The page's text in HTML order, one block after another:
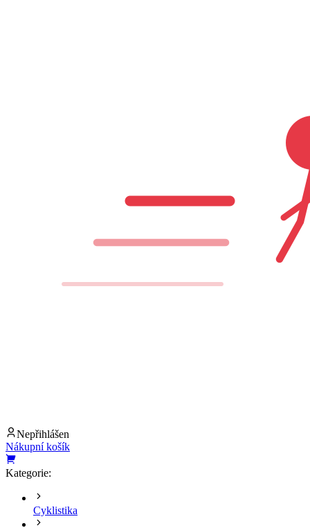
Nepřihlášen
Nákupní košík
Kategorie:
Cyklistika